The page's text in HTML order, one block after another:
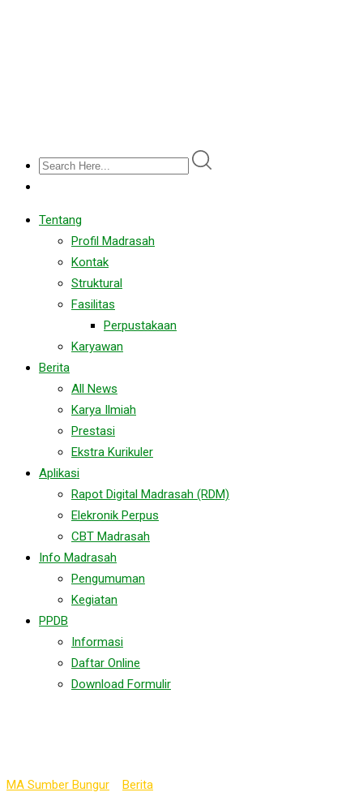
Tentang
Profil Madrasah
Kontak
Struktural
Fasilitas
Perpustakaan
Karyawan
Berita
All News
Karya Ilmiah
Prestasi
Ekstra Kurikuler
Aplikasi
Rapot Digital Madrasah (RDM)
Elekronik Perpus
CBT Madrasah
Info Madrasah
Pengumuman
Kegiatan
PPDB
Informasi
Daftar Online
Download Formulir
MA Sumber Bungur Berita